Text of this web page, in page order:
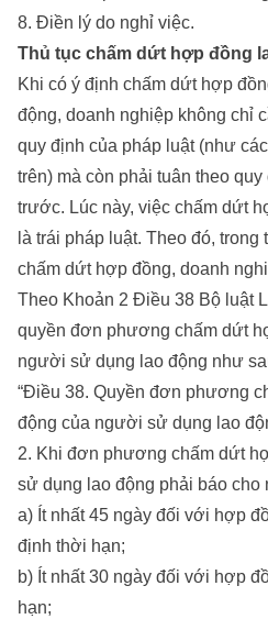
8. Điền lý do nghỉ việc.
Thủ tục chấm dứt hợp đồng
Khi có ý định chấm dứt hợp
động, doanh nghiệp không chỉ
quy định của pháp luật (như
trên) mà còn phải tuân theo
trước. Lúc này, việc chấm dứt
là trái pháp luật. Theo đó,
chấm dứt hợp đồng, doanh
Theo Khoản 2 Điều 38 Bộ luật
quyền đơn phương chấm dứt
người sử dụng lao động như
“Điều 38. Quyền đơn phương
động của người sử dụng lao
2. Khi đơn phương chấm dứt
sử dụng lao động phải báo
a) Ít nhất 45 ngày đối với hợp
định thời hạn;
b) Ít nhất 30 ngày đối với hợp
hạn;